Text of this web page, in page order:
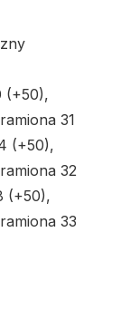
(+50),
31
(+50),
32
(+50),
33